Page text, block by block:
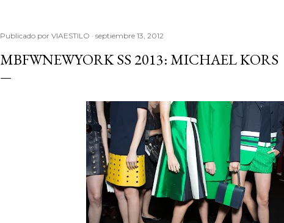
Publicado por VIAESTILO septiembre 13, 2012
MBFWNEWYORK SS 2013: MICHAEL KORS